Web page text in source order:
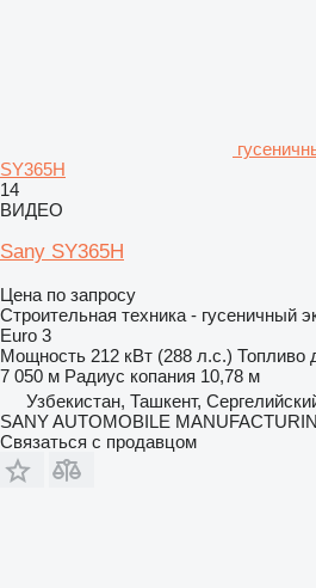
SY365H
14
ВИДЕО
Sany SY365H
Цена по запросу
Строительная техника - гусеничный
Euro 3
Мощность 212 кВт (288 л.с.) Топливо
7 050 м Радиус копания 10,78 м
Узбекистан, Ташкент,
SANY AUTOMOBILE
Связаться с продавцом